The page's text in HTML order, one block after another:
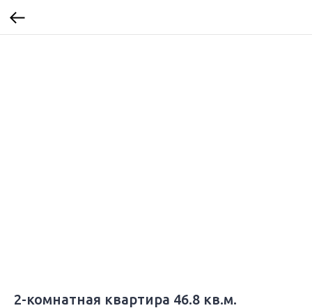
2-комнатная квартира 46.8 кв.м.